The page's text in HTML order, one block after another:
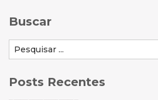
Buscar
Posts Recentes